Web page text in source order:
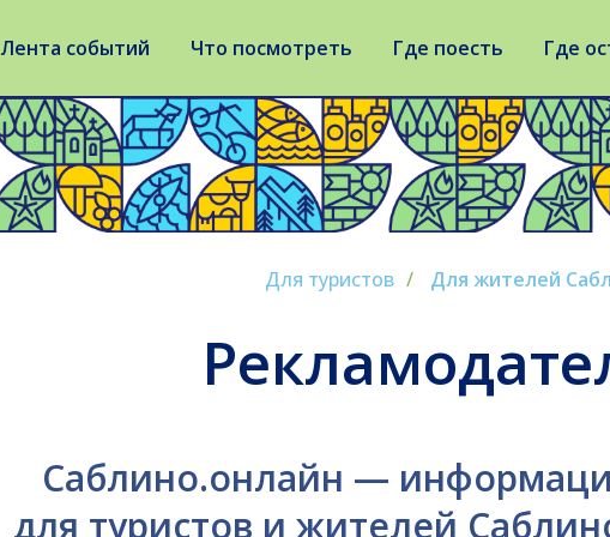
Лента событий Что посмотреть Где поесть Где
Для туристов / Для жителей
Рекламодателям
Саблино.онлайн —
для туристов и жителей